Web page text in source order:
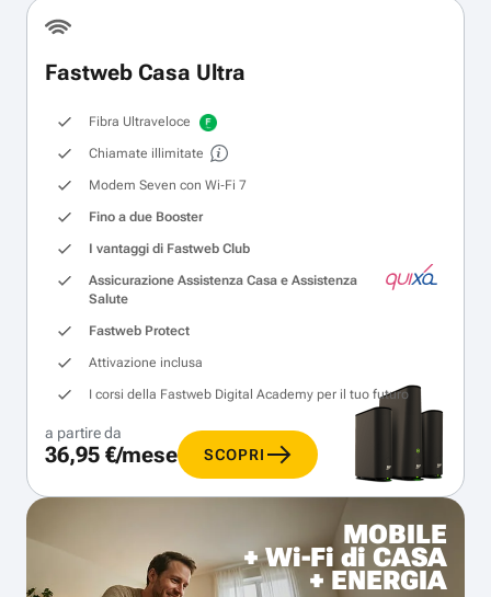
Fastweb Casa Ultra
Fibra Ultraveloce
Chiamate illimitate
Modem Seven con Wi‑Fi 7
Fino a due Booster
I vantaggi di Fastweb Club
Assicurazione Assistenza Casa e Assistenza
Salute
Fastweb Protect
Attivazione inclusa
I corsi della Fastweb Digital Academy per il tuo futuro
a partire da
36,95 €/mese SCOPRI
MOBILE
+ Wi-Fi di CASA
+ ENERGIA